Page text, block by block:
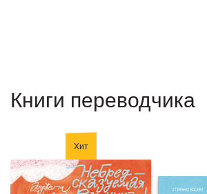
Книги переводчика
Хит